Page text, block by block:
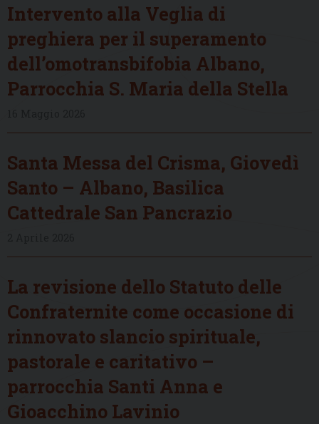
Intervento alla Veglia di
preghiera per il superamento
dell’omotransbifobia Albano,
Parrocchia S. Maria della Stella
Santa Messa del Crisma, Giovedì
Santo – Albano, Basilica
Cattedrale San Pancrazio
La revisione dello Statuto delle
Confraternite come occasione di
rinnovato slancio spirituale,
pastorale e caritativo –
parrocchia Santi Anna e
Gioacchino Lavinio